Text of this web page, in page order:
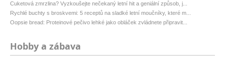
Cuketová zmrzlina? Vyzkoušejte nečekaný letní hit a geniální způsob, j...
Rychlé buchty s broskvemi: 5 receptů na sladké letní moučníky, které m...
Oopsie bread: Proteinové pečivo lehké jako obláček zvládnete připravit...
Hobby a zábava